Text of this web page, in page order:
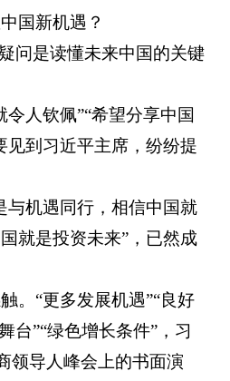
国新机遇？
问是读懂未来中国的关键
令人钦佩”“希望分享中国
见到习近平主席，纷纷提
与机遇同行，相信中国就
就是投资未来”，已然成
。“更多发展机遇”“良好
台”“绿色增长条件”，习
领导人峰会上的书面演